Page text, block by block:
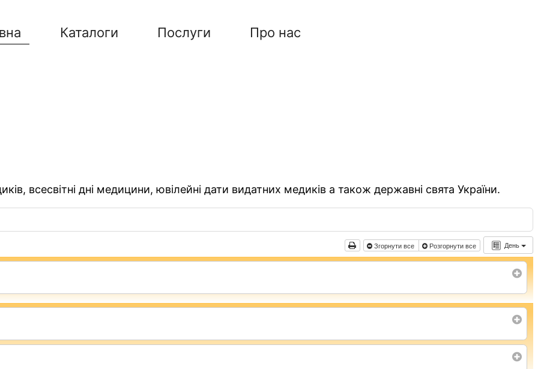
Каталоги Послуги Про нас
всесвітні дні медицини, ювілейні дати видатних медиків а також державні свята України.
День
Згорнути все Розгорнути все